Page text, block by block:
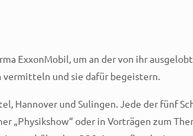
ExxonMobil, um an der von ihr
vermitteln und sie dafür begeistern.
Hannover und Sulingen. Jede der fünf
oder in Vorträgen zum